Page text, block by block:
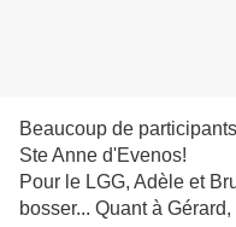
Beaucoup de
Ste Anne d'Evenos!
Pour le LGG, Adèle et
bosser... Quant à